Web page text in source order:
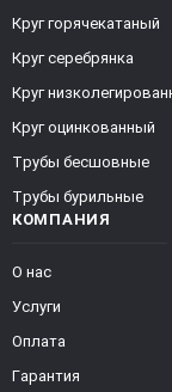
КОМПАНИЯ
О нас
Услуги
Оплата
Гарантия
Круг горячекатаный
Круг серебрянка
Круг
Круг оцинкованный
Трубы бесшовные
Трубы бурильные